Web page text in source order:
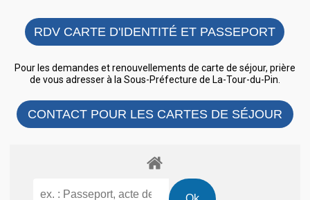
RDV CARTE D'IDENTITÉ ET PASSEPORT
Pour les demandes et renouvellements de carte de séjour, prière
de vous adresser à la Sous-Préfecture de La-Tour-du-Pin.
CONTACT POUR LES CARTES DE SÉJOUR